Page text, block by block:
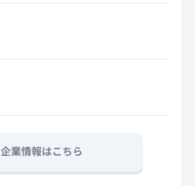
企業情報はこちら